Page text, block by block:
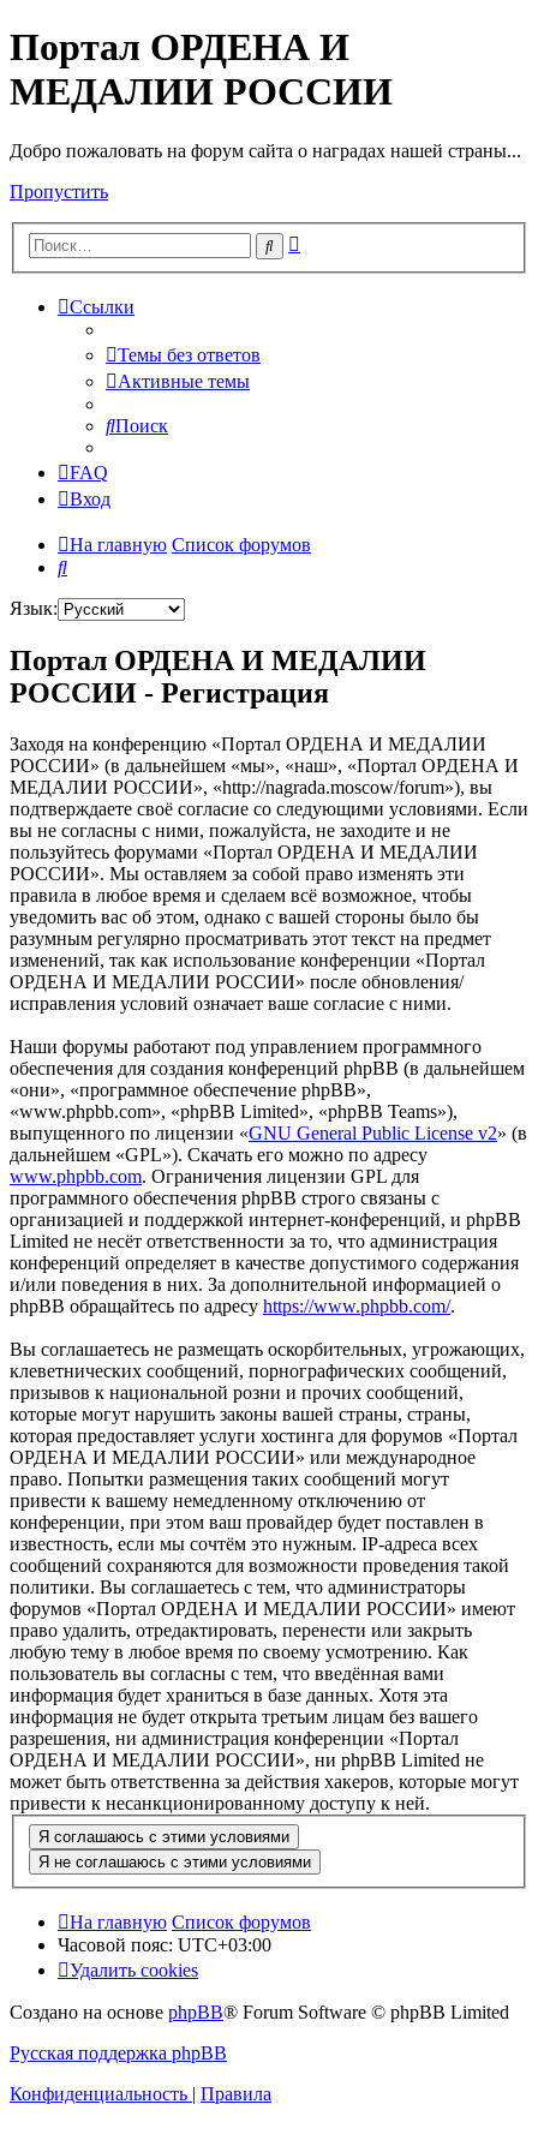
Портал ОРДЕНА И
МЕДАЛИИ РОССИИ
Добро пожаловать на форум сайта о наградах нашей страны...
Пропустить
Поиск
Ссылки
Темы без ответов
Активные темы
Поиск
FAQ
Вход
На главную Список форумов
Поиск
Язык:
Портал ОРДЕНА И МЕДАЛИИ
РОССИИ - Регистрация
Заходя на конференцию «Портал ОРДЕНА И МЕДАЛИИ
РОССИИ» (в дальнейшем «мы», «наш», «Портал ОРДЕНА И
МЕДАЛИИ РОССИИ», «http://nagrada.moscow/forum»), вы
подтверждаете своё согласие со следующими условиями. Если
вы не согласны с ними, пожалуйста, не заходите и не
пользуйтесь форумами «Портал ОРДЕНА И МЕДАЛИИ
РОССИИ». Мы оставляем за собой право изменять эти
правила в любое время и сделаем всё возможное, чтобы
уведомить вас об этом, однако с вашей стороны было бы
разумным регулярно просматривать этот текст на предмет
изменений, так как использование конференции «Портал
ОРДЕНА И МЕДАЛИИ РОССИИ» после обновления/
исправления условий означает ваше согласие с ними.
Наши форумы работают под управлением программного
обеспечения для создания конференций phpBB (в дальнейшем
«они», «программное обеспечение phpBB»,
«www.phpbb.com», «phpBB Limited», «phpBB Teams»),
выпущенного по лицензии «GNU General Public License v2» (в
дальнейшем «GPL»). Скачать его можно по адресу
www.phpbb.com. Ограничения лицензии GPL для
программного обеспечения phpBB строго связаны с
организацией и поддержкой интернет-конференций, и phpBB
Limited не несёт ответственности за то, что администрация
конференций определяет в качестве допустимого содержания
и/или поведения в них. За дополнительной информацией о
phpBB обращайтесь по адресу https://www.phpbb.com/.
Вы соглашаетесь не размещать оскорбительных, угрожающих,
клеветнических сообщений, порнографических сообщений,
призывов к национальной розни и прочих сообщений,
которые могут нарушить законы вашей страны, страны,
которая предоставляет услуги хостинга для форумов «Портал
ОРДЕНА И МЕДАЛИИ РОССИИ» или международное
право. Попытки размещения таких сообщений могут
привести к вашему немедленному отключению от
конференции, при этом ваш провайдер будет поставлен в
известность, если мы сочтём это нужным. IP-адреса всех
сообщений сохраняются для возможности проведения такой
политики. Вы соглашаетесь с тем, что администраторы
форумов «Портал ОРДЕНА И МЕДАЛИИ РОССИИ» имеют
право удалить, отредактировать, перенести или закрыть
любую тему в любое время по своему усмотрению. Как
пользователь вы согласны с тем, что введённая вами
информация будет храниться в базе данных. Хотя эта
информация не будет открыта третьим лицам без вашего
разрешения, ни администрация конференции «Портал
ОРДЕНА И МЕДАЛИИ РОССИИ», ни phpBB Limited не
может быть ответственна за действия хакеров, которые могут
привести к несанкционированному доступу к ней.
На главную Список форумов
Часовой пояс: UTC+03:00
Удалить cookies
Создано на основе phpBB® Forum Software © phpBB Limited
Русская поддержка phpBB
Конфиденциальность | Правила